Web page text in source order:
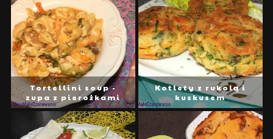
Tortellini soup -
zupa z pierożkami
Kotlety z rukolą i
kuskusem